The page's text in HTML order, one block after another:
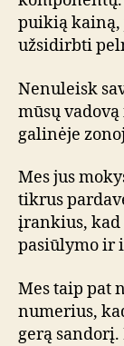
puikią kainą,
užsidirbti
Nenuleisk
mūsų
galinėje
Mes jus
tikrus
įrankius, kad
pasiūlymo ir
Mes taip pat
numerius,
gerą sandorį.